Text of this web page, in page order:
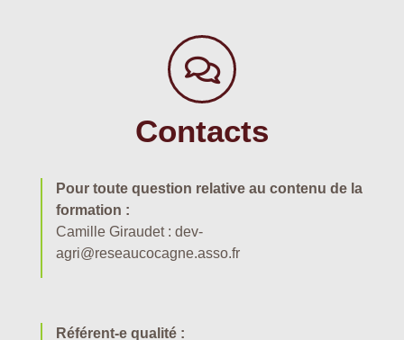
Contacts
Pour toute question relative au contenu de la
formation :
Camille Giraudet : dev-
agri@reseaucocagne.asso.fr
Référent-e qualité :